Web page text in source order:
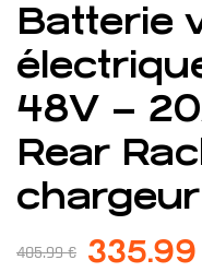
Batterie
48V –
Rear
chargeur
405.99€ 335.99